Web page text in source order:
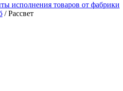
исполнения товаров от фабрики
/ Рассвет